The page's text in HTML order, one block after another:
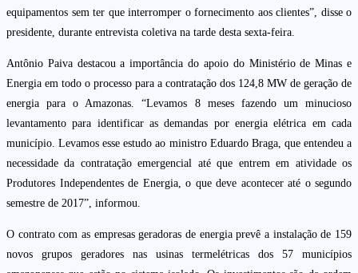
equipamentos sem ter que interromper o fornecimento aos clientes”, disse o
presidente, durante entrevista coletiva na tarde desta sexta-feira.
Antônio Paiva destacou a importância do apoio do Ministério de Minas e
Energia em todo o processo para a contratação dos 124,8 MW de geração de
energia para o Amazonas. “Levamos 8 meses fazendo um minucioso
levantamento para identificar as demandas por energia elétrica em cada
município. Levamos esse estudo ao ministro Eduardo Braga, que entendeu a
necessidade da contratação emergencial até que entrem em atividade os
Produtores Independentes de Energia, o que deve acontecer até o segundo
semestre de 2017”, informou.
O contrato com as empresas geradoras de energia prevê a instalação de 159
novos grupos geradores nas usinas termelétricas dos 57 municípios